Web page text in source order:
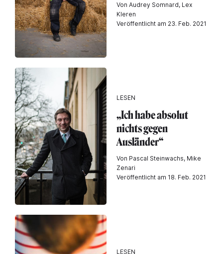
Von Audrey Somnard, Lex
Kleren
Veröffentlicht am 23. Feb. 2021
LESEN
„Ich habe absolut
nichts gegen
Ausländer“
Von Pascal Steinwachs, Mike
Zenari
Veröffentlicht am 18. Feb. 2021
LESEN